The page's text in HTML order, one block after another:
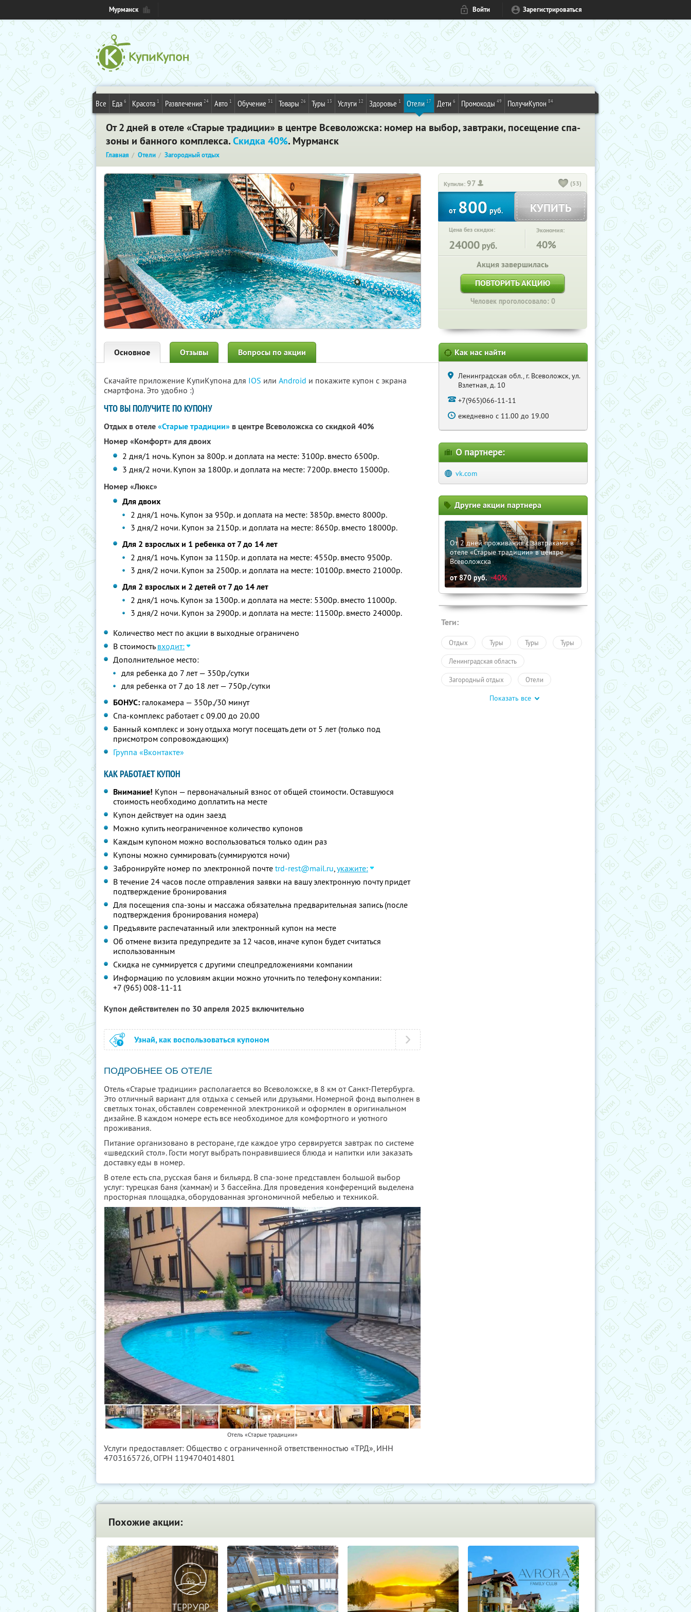
Мурманск Войти Зарегистрироваться
Все Еда 6 Красота 1 Развлечения 24 Авто 1 Обучение 31 Товары 26 Туры 13 Услуги 12 Здоровье 1 Отели 17 Дети 6 Промокоды 49 ПолучиКупон 84
От 2 дней в отеле «Старые традиции» в центре Всеволожска: номер на выбор, завтраки, посещение спа-
зоны и банного комплекса.Скидка 40%. Мурманск
Главная Отели Загородный отдых
Купили:97 (53)
от800руб. КУПИТЬ
Цена без скидки:
24000 руб.
Экономия:
40%
Акция завершилась
ПОВТОРИТЬ АКЦИЮ
Человек проголосовало: 0
Основное Отзывы Вопросы по акции
Скачайте приложение КупиКупона для IOS или Android и покажите купон с экрана
смартфона. Это удобно :)
ЧТО ВЫ ПОЛУЧИТЕ ПО КУПОНУ
Отдых в отеле«Старые традиции» в центре Всеволожска со скидкой 40%
Номер «Комфорт» для двоих
2 дня/1 ночь. Купон за 800р. и доплата на месте: 3100р. вместо 6500р.
3 дня/2 ночи. Купон за 1800р. и доплата на месте: 7200р. вместо 15000р.
Номер «Люкс»
Для двоих
2 дня/1 ночь. Купон за 950р. и доплата на месте: 3850р. вместо 8000р.
3 дня/2 ночи. Купон за 2150р. и доплата на месте: 8650р. вместо 18000р.
Для 2 взрослых и 1 ребенка от 7 до 14 лет
2 дня/1 ночь. Купон за 1150р. и доплата на месте: 4550р. вместо 9500р.
3 дня/2 ночи. Купон за 2500р. и доплата на месте: 10100р. вместо 21000р.
Для 2 взрослых и 2 детей от 7 до 14 лет
2 дня/1 ночь. Купон за 1300р. и доплата на месте: 5300р. вместо 11000р.
3 дня/2 ночи. Купон за 2900р. и доплата на месте: 11500р. вместо 24000р.
Количество мест по акции в выходные ограничено
В стоимость входит:
Дополнительное место:
для ребенка до 7 лет — 350р./сутки
для ребенка от 7 до 18 лет — 750р./сутки
БОНУС: галокамера — 350р./30 минут
Спа-комплекс работает с 09.00 до 20.00
Банный комплекс и зону отдыха могут посещать дети от 5 лет (только под
присмотром сопровождающих)
Группа «Вконтакте»
КАК РАБОТАЕТ КУПОН
Внимание! Купон — первоначальный взнос от общей стоимости. Оставшуюся
стоимость необходимо доплатить на месте
Купон действует на один заезд
Можно купить неограниченное количество купонов
Каждым купоном можно воспользоваться только один раз
Купоны можно суммировать (суммируются ночи)
Забронируйте номер по электронной почте trd-rest@mail.ru, укажите:
В течение 24 часов после отправления заявки на вашу электронную почту придет
подтверждение бронирования
Для посещения спа-зоны и массажа обязательна предварительная запись (после
подтверждения бронирования номера)
Предъявите распечатанный или электронный купон на месте
Об отмене визита предупредите за 12 часов, иначе купон будет считаться
использованным
Скидка не суммируется с другими спецпредложениями компании
Информацию по условиям акции можно уточнить по телефону компании:
+7 (965) 008-11-11
Купон действителен по 30 апреля 2025 включительно
Узнай, как воспользоваться купоном
ПОДРОБНЕЕ ОБ ОТЕЛЕ
Отель «Старые традиции» располагается во Всеволожске, в 8 км от Санкт-Петербурга.
Это отличный вариант для отдыха с семьей или друзьями. Номерной фонд выполнен в
светлых тонах, обставлен современной электроникой и оформлен в оригинальном
дизайне. В каждом номере есть все необходимое для комфортного и уютного
проживания.
Питание организовано в ресторане, где каждое утро сервируется завтрак по системе
«шведский стол». Гости могут выбрать понравившиеся блюда и напитки или заказать
доставку еды в номер.
В отеле есть спа, русская баня и бильярд. В спа-зоне представлен большой выбор
услуг: турецкая баня (хаммам) и 3 бассейна. Для проведения конференций выделена
просторная площадка, оборудованная эргономичной мебелью и техникой.
Отель «Старые традиции»
Услуги предоставляет: Общество с ограниченной ответственностью «ТРД», ИНН
4703165726, ОГРН 1194704014801
Как нас найти
Ленинградская обл., г. Всеволожск, ул.
Взлетная, д. 10
+7(965)066-11-11
ежедневно с 11.00 до 19.00
О партнере:
vk.com
Другие акции партнера
От 2 дней проживания с завтраками в
отеле «Старые традиции» в центре
Всеволожска
от870руб. -40%
Теги:
Отдых Туры Туры Туры
Ленинградская область
Загородный отдых Отели
Показать все
Похожие акции: